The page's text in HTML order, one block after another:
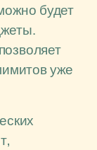
будет
уже